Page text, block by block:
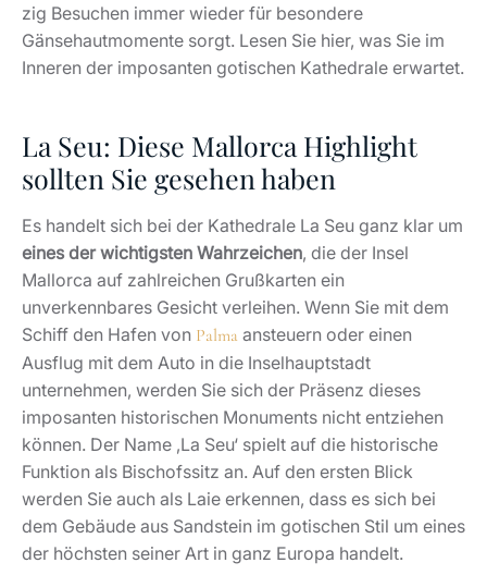
zig Besuchen immer wieder für besondere
Gänsehautmomente sorgt. Lesen Sie hier, was Sie im
Inneren der imposanten gotischen Kathedrale erwartet.
La Seu: Diese Mallorca Highlight
sollten Sie gesehen haben
Es handelt sich bei der Kathedrale La Seu ganz klar um
eines der wichtigsten Wahrzeichen, die der Insel
Mallorca auf zahlreichen Grußkarten ein
unverkennbares Gesicht verleihen. Wenn Sie mit dem
Schiff den Hafen von Palma ansteuern oder einen
Ausflug mit dem Auto in die Inselhauptstadt
unternehmen, werden Sie sich der Präsenz dieses
imposanten historischen Monuments nicht entziehen
können. Der Name ‚La Seu‘ spielt auf die historische
Funktion als Bischofssitz an. Auf den ersten Blick
werden Sie auch als Laie erkennen, dass es sich bei
dem Gebäude aus Sandstein im gotischen Stil um eines
der höchsten seiner Art in ganz Europa handelt.